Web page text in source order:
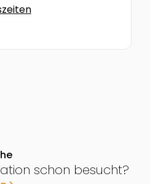
schon besucht?